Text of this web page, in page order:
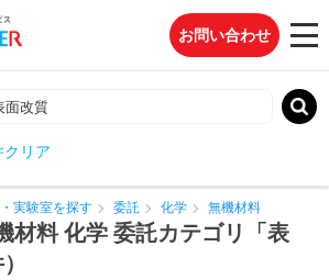
お問い合わせ
クリア
実験室を探す 委託 化学 無機材料
材料 化学 委託カテゴリ「表